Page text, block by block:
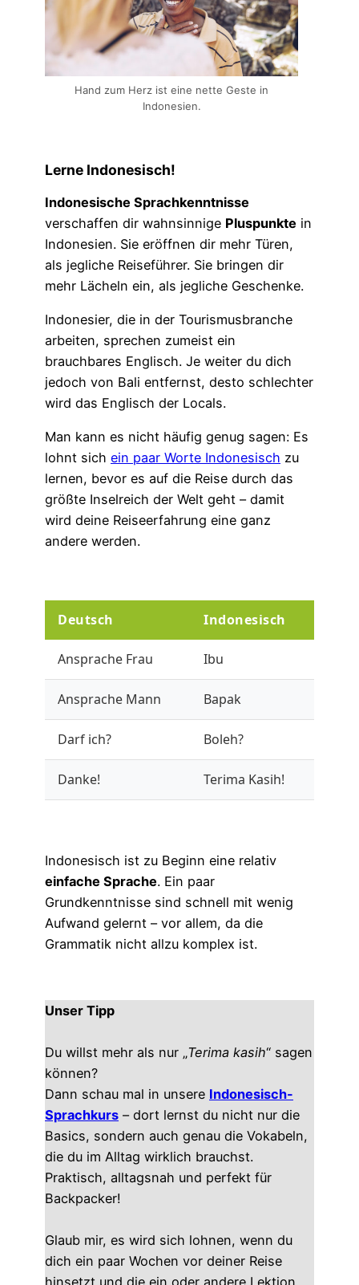
Hand zum Herz ist eine nette Geste in
Indonesien.
Lerne Indonesisch!
Indonesische Sprachkenntnisse
verschaffen dir wahnsinnige Pluspunkte in
Indonesien. Sie eröffnen dir mehr Türen,
als jegliche Reiseführer. Sie bringen dir
mehr Lächeln ein, als jegliche Geschenke.
Indonesier, die in der Tourismusbranche
arbeiten, sprechen zumeist ein
brauchbares Englisch. Je weiter du dich
jedoch von Bali entfernst, desto schlechter
wird das Englisch der Locals.
Man kann es nicht häufig genug sagen: Es
lohnt sich ein paar Worte Indonesisch zu
lernen, bevor es auf die Reise durch das
größte Inselreich der Welt geht – damit
wird deine Reiseerfahrung eine ganz
andere werden.
Deutsch Indonesisch
Ansprache Frau Ibu
Ansprache Mann Bapak
Darf ich? Boleh?
Danke! Terima Kasih!
Indonesisch ist zu Beginn eine relativ
einfache Sprache. Ein paar
Grundkenntnisse sind schnell mit wenig
Aufwand gelernt – vor allem, da die
Grammatik nicht allzu komplex ist.
Unser Tipp
Du willst mehr als nur „Terima kasih“ sagen
können?
Dann schau mal in unsere Indonesisch-
Sprachkurs – dort lernst du nicht nur die
Basics, sondern auch genau die Vokabeln,
die du im Alltag wirklich brauchst.
Praktisch, alltagsnah und perfekt für
Backpacker!
Glaub mir, es wird sich lohnen, wenn du
dich ein paar Wochen vor deiner Reise